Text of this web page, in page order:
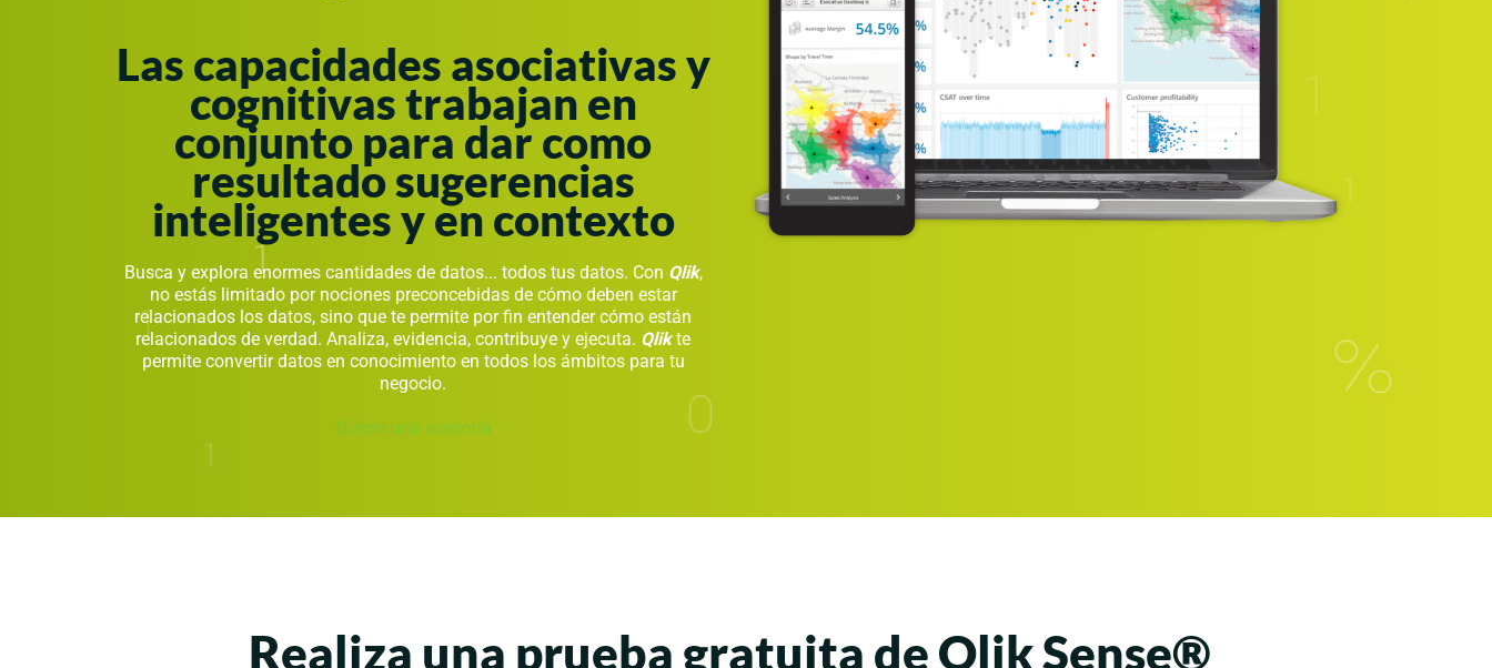
Las capacidades asociativas y
cognitivas trabajan en
conjunto para dar como
resultado sugerencias
inteligentes y en contexto
Busca y explora enormes cantidades de datos... todos tus datos. Con Qlik,
no estás limitado por nociones preconcebidas de cómo deben estar
relacionados los datos, sino que te permite por fin entender cómo están
relacionados de verdad. Analiza, evidencia, contribuye y ejecuta. Qlikte
permite convertir datos en conocimiento en todos los ámbitos para tu
negocio.
Quiero una asesoría
Realiza una prueba gratuita de Qlik Sense®